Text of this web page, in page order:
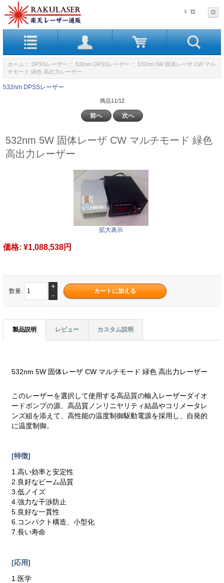
¥
ホーム :: DPSSレーザー :: 532nm DPSSレーザー :: 532nm 5W 固体レーザ CW マル
チモード 緑色 高出力レーザー
532nm DPSSレーザー
商品11/12
前へ 次へ
532nm 5W 固体レーザ CW マルチモード 緑色
高出力レーザー
拡大表示
価格: ¥1,088,538円
数量.
+
-
製品説明 レビュー カスタム説明
532nm 5W 固体レーザ CW マルチモード 緑色 高出力レーザー
このレーザーを選択して使用する高品質の輸入レーザーダイオ
ードポンプの源、高品質ノンリニヤリティ結晶やコリメータレ
ンズ組を添えて、高性能の温度制御駆動電源を採用し、自発的
に温度制御。
[特徴]
1.高い効率と安定性
2.良好なビーム品質
3.低ノイズ
4.強力な干渉防止
5.良好な一貫性
6.コンパクト構造、小型化
7.長い寿命
[応用]
1.医学